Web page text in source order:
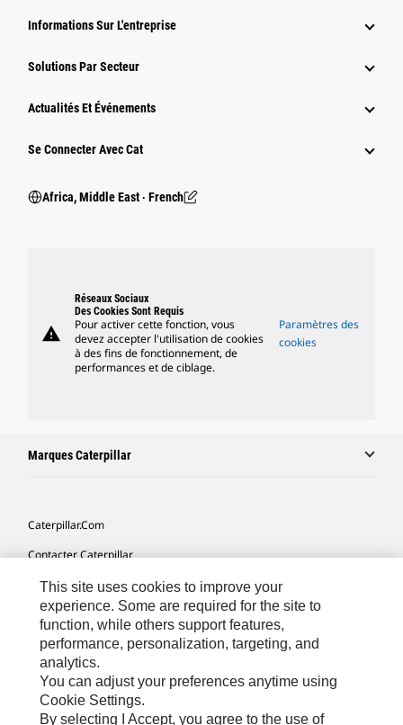
Informations Sur L'entreprise
Solutions Par Secteur
Actualités Et Événements
Se Connecter Avec Cat
Africa, Middle East ‧ French
warning
Réseaux Sociaux
Des Cookies Sont Requis
Pour activer cette fonction, vous
devez accepter l'utilisation de cookies
à des fins de fonctionnement, de
performances et de ciblage.
Paramètres des
cookies
Marques Caterpillar
Caterpillar.com
Contacter Caterpillar
Mes Préférences Marketing
Plan Du Site
Cookie Settings
Mentions Légales
Confidentialité
This site uses cookies to improve your
experience. Some are required for the site to
function, while others support features,
performance, personalization, targeting, and
analytics.
You can adjust your preferences anytime using
Cookie Settings.
By selecting I Accept, you agree to the use of